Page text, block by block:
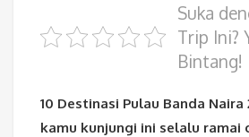
Suka
Trip Ini?
Bintang!
10 Destinasi Pulau Banda Naira
kamu kunjungi ini selalu ramai